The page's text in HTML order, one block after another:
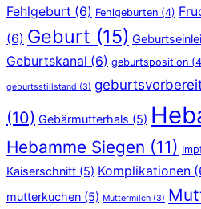
Fehlgeburt (6) Fehlgeburten (4)
(6) Geburt (15)
Geburtskanal (6) geburtsposition
geburtsstillstand (3)
(10) Gebärmutterhals (5)
Hebamme Siegen (11)
Kaiserschnitt (5) Komplikationen
mutterkuchen (5) Muttermilch (3)